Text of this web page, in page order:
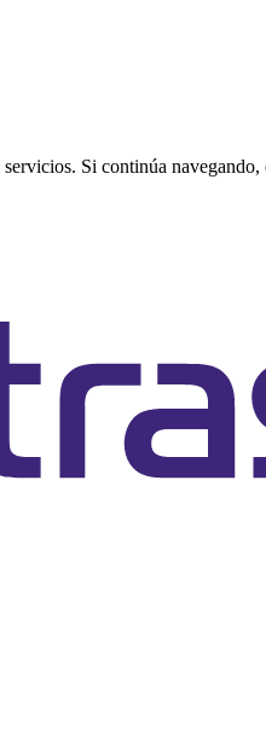
Si continúa navegando,